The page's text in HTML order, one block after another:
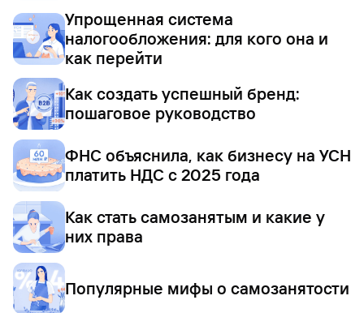
Упрощенная система
налогообложения: для кого она и
как перейти
Как создать успешный бренд:
пошаговое руководство
ФНС объяснила, как бизнесу на УСН
платить НДС с 2025 года
Как стать самозанятым и какие у
них права
Популярные мифы о самозанятости